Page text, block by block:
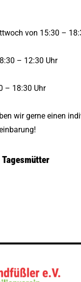
von 15:30 –
– 12:30 Uhr
– 18:30 Uhr
wir gerne einen